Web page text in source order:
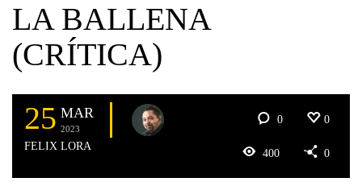
LA BALLENA
(CRÍTICA)
25 MAR
2023
FELIX LORA
0 0
400 0